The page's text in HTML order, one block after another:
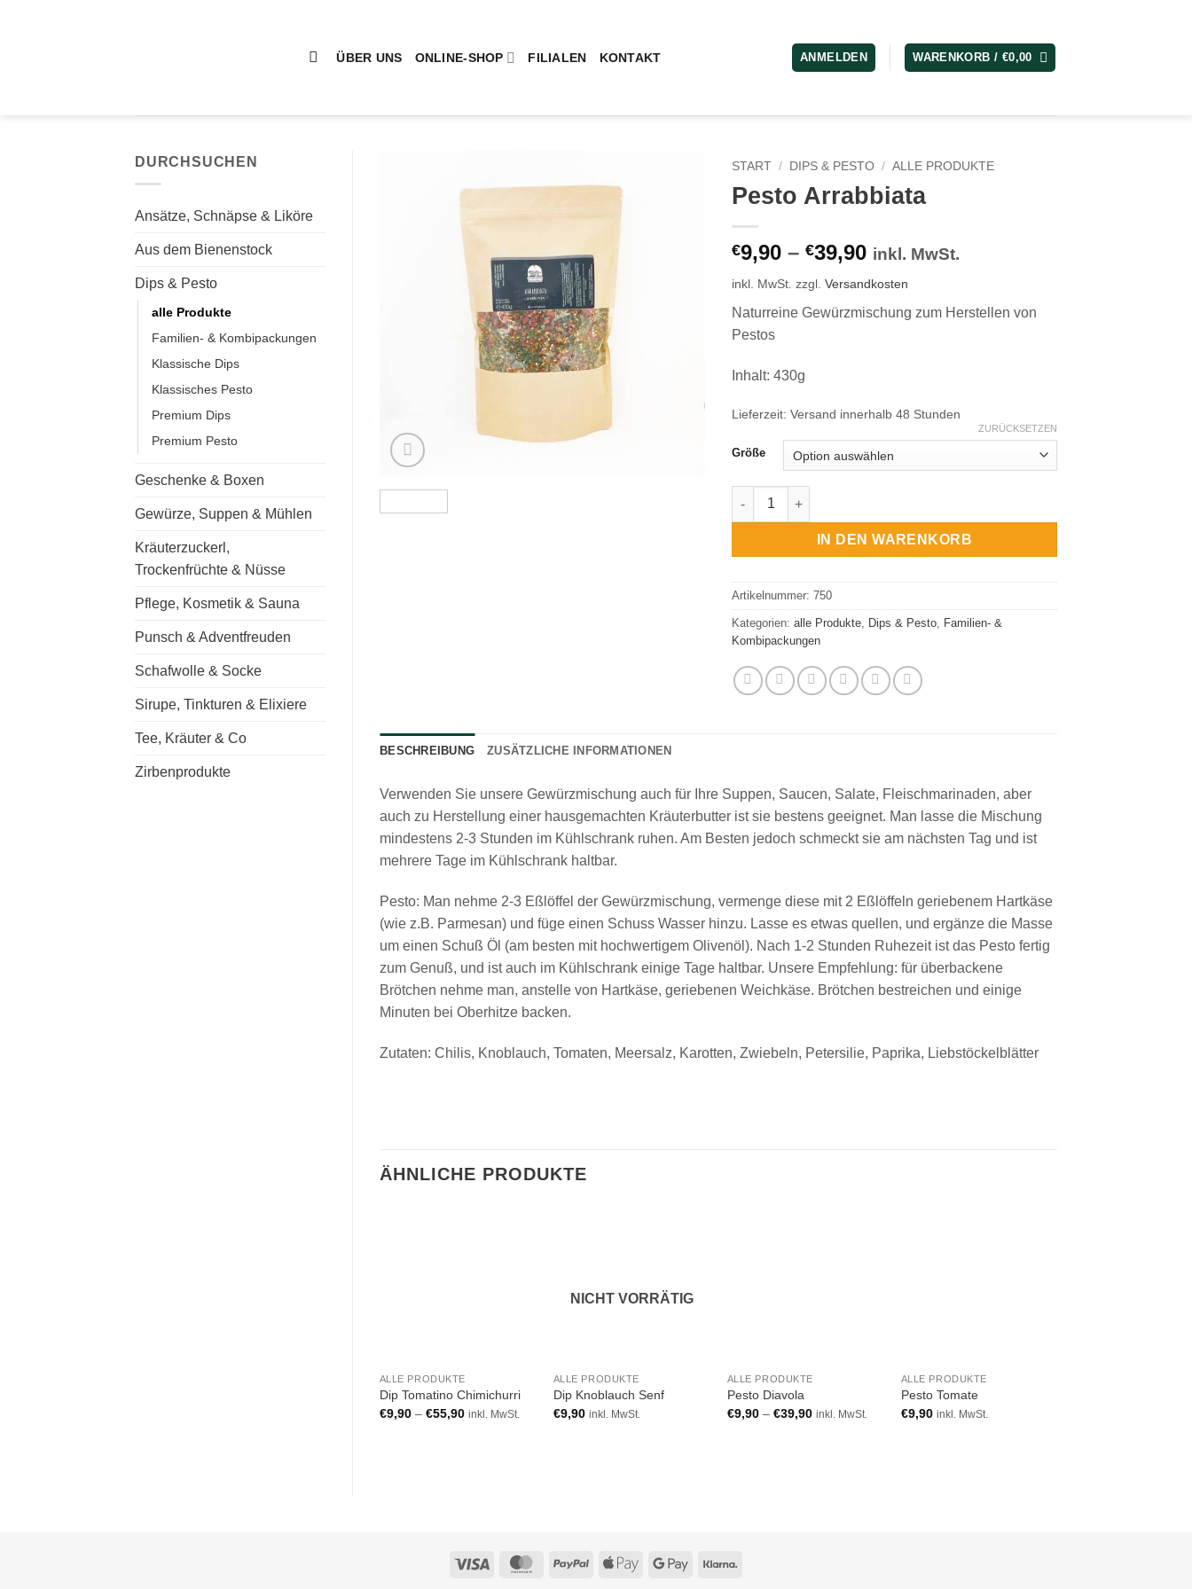
ÜBER UNS ONLINE-SHOP FILIALEN KONTAKT ANMELDEN WARENKORB / €0,00
DURCHSUCHEN
Ansätze, Schnäpse & Liköre
Aus dem Bienenstock
Dips & Pesto
alle Produkte
Familien- & Kombipackungen
Klassische Dips
Klassisches Pesto
Premium Dips
Premium Pesto
Geschenke & Boxen
Gewürze, Suppen & Mühlen
Kräuterzuckerl,
Trockenfrüchte & Nüsse
Pflege, Kosmetik & Sauna
Punsch & Adventfreuden
Schafwolle & Socke
Sirupe, Tinkturen & Elixiere
Tee, Kräuter & Co
Zirbenprodukte
START / DIPS & PESTO / ALLE PRODUKTE
Pesto Arrabbiata
€9,90 – €39,90 inkl. MwSt.
inkl. MwSt. zzgl. Versandkosten
Naturreine Gewürzmischung zum Herstellen von
Pestos
Inhalt: 430g
Lieferzeit: Versand innerhalb 48 Stunden
Größe
ZURÜCKSETZEN
Pesto Arrabbiata Menge
IN DEN WARENKORB
Artikelnummer: 750
Kategorien: alle Produkte, Dips & Pesto, Familien- &
Kombipackungen
BESCHREIBUNG ZUSÄTZLICHE INFORMATIONEN
Verwenden Sie unsere Gewürzmischung auch für Ihre Suppen, Saucen, Salate, Fleischmarinaden, aber
auch zu Herstellung einer hausgemachten Kräuterbutter ist sie bestens geeignet. Man lasse die Mischung
mindestens 2-3 Stunden im Kühlschrank ruhen. Am Besten jedoch schmeckt sie am nächsten Tag und ist
mehrere Tage im Kühlschrank haltbar.
Pesto: Man nehme 2-3 Eßlöffel der Gewürzmischung, vermenge diese mit 2 Eßlöffeln geriebenem Hartkäse
(wie z.B. Parmesan) und füge einen Schuss Wasser hinzu. Lasse es etwas quellen, und ergänze die Masse
um einen Schuß Öl (am besten mit hochwertigem Olivenöl). Nach 1-2 Stunden Ruhezeit ist das Pesto fertig
zum Genuß, und ist auch im Kühlschrank einige Tage haltbar. Unsere Empfehlung: für überbackene
Brötchen nehme man, anstelle von Hartkäse, geriebenen Weichkäse. Brötchen bestreichen und einige
Minuten bei Oberhitze backen.
Zutaten: Chilis, Knoblauch, Tomaten, Meersalz, Karotten, Zwiebeln, Petersilie, Paprika, Liebstöckelblätter
ÄHNLICHE PRODUKTE
ALLE PRODUKTE
Dip Tomatino Chimichurri
€9,90– €55,90 inkl. MwSt.
NICHT VORRÄTIG
ALLE PRODUKTE
Dip Knoblauch Senf
€9,90 inkl. MwSt.
ALLE PRODUKTE
Pesto Diavola
€9,90– €39,90 inkl. MwSt.
ALLE PRODUKTE
Pesto Tomate
€9,90 inkl. MwSt.
Visa MasterCardPayPal
Apple
Google